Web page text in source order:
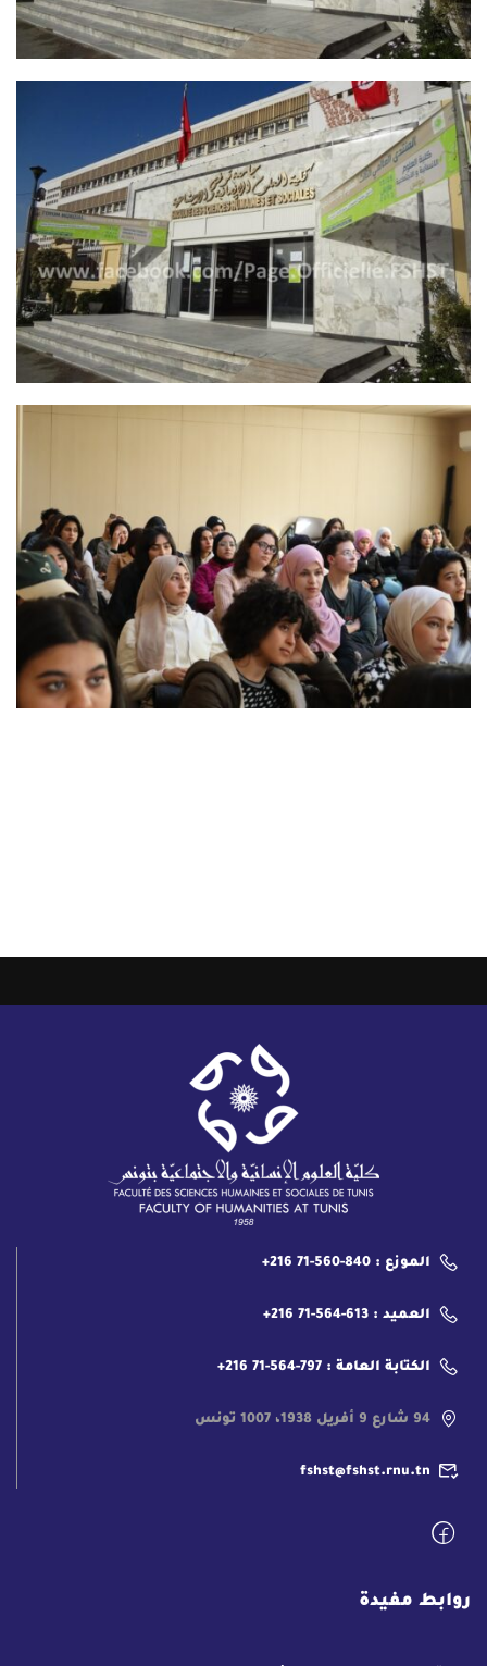
الموزع : 840-560-71 216+
العميد : 613-564-71 216+
الكتابة العامة : 797-564-71 216+
94 شارع 9 أفريل 1938، 1007 تونس
fshst@fshst.rnu.tn
روابط مفيدة